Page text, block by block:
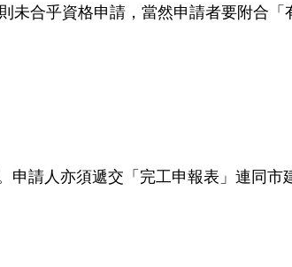
合乎資格申請，當然申請者要附合「
請人亦須遞交「完工申報表」連同市